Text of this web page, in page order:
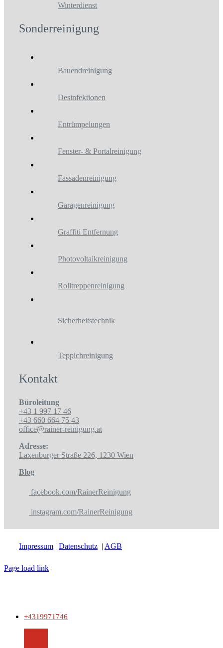
Winterdienst
Sonderreinigung
Bauendreinigung
Desinfektionen
Entrümpelungen
Fenster- & Portalreinigung
Fassadenreinigung
Garagenreinigung
Graffiti Entfernung
Photovoltaikreinigung
Rolltreppenreinigung
Sicherheitstechnik
Teppichreinigung
Kontakt
Büroleitung
+43 1 997 17 46
+43 660 664 75 43
office@rainer-reinigung.at
Adresse:
Laxenburger Straße 226, 1230 Wien
Blog
facebook.com/RainerReinigung
instagram.com/RainerReinigung
Impressum | Datenschutz | AGB
Page load link
+4319971746